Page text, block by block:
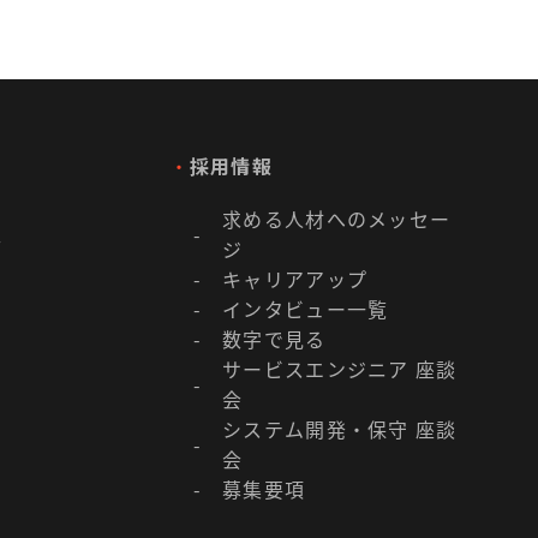
・ 採用情報
-
求める人材へのメッセー
ジ
- キャリアアップ
- インタビュー一覧
-数字で見る
-
サービスエンジニア 座談
会
-
システム開発・保守 座談
会
- 募集要項